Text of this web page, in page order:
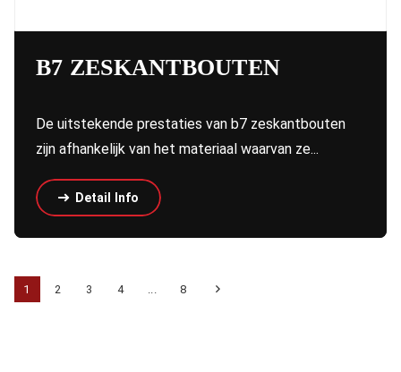
B7 ZESKANTBOUTEN
De uitstekende prestaties van b7 zeskantbouten
zijn afhankelijk van het materiaal waarvan ze...
Detail Info
1 2 3 4 8